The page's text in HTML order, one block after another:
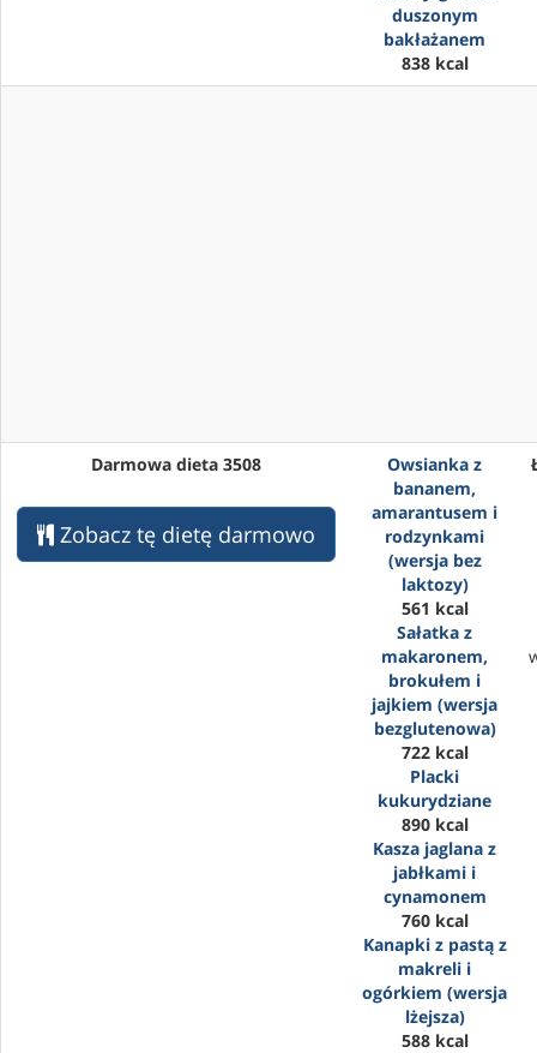
duszonym
bakłażanem
838 kcal
Darmowa dieta 3508
Zobacz tę dietę darmowo
Owsianka z
bananem,
amarantusem i
rodzynkami
(wersja bez
laktozy)
561 kcal
Sałatka z
makaronem,
brokułem i
jajkiem (wersja
bezglutenowa)
722 kcal
Placki
kukurydziane
890 kcal
Kasza jaglana z
jabłkami i
cynamonem
760 kcal
Kanapki z pastą z
makreli i
ogórkiem (wersja
lżejsza)
588 kcal